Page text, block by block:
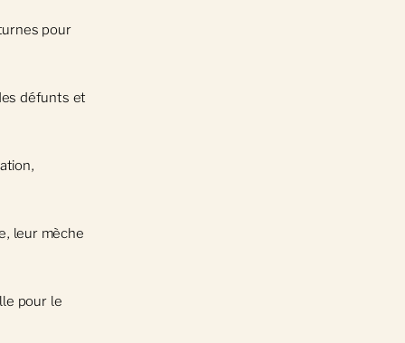
pour
défunts et
leur mèche
pour le